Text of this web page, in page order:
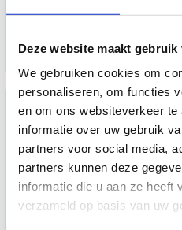
Deze website maakt gebruik
We gebruiken cookies om
personaliseren, om functies
en om ons websiteverkeer
informatie over uw gebruik
partners voor social media,
partners kunnen deze
informatie die u aan ze heeft
verzameld op basis van uw
NAQI Anti